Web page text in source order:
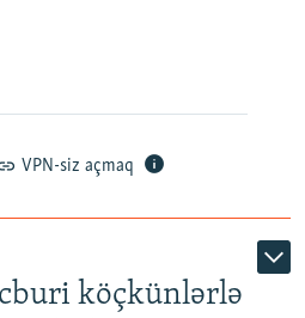
VPN-siz açmaq
köçkünlərlə